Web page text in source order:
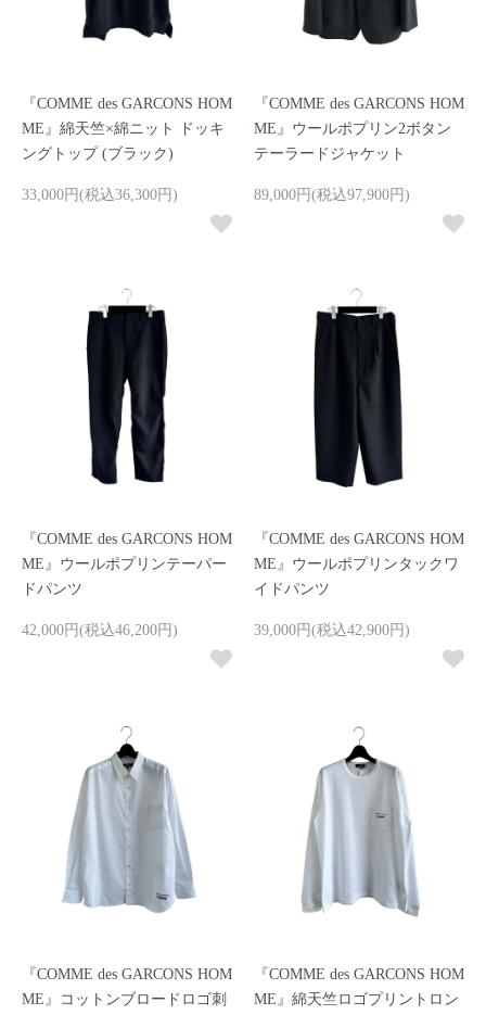
『COMME des GARCONS HOM
ME』綿天竺×綿ニット ドッキ
ングトップ (ブラック)
33,000円(税込36,300円)
『COMME des GARCONS HOM
ME』ウールポプリン2ボタン
テーラードジャケット
89,000円(税込97,900円)
『COMME des GARCONS HOM
ME』ウールポプリンテーパー
ドパンツ
42,000円(税込46,200円)
『COMME des GARCONS HOM
ME』ウールポプリンタックワ
イドパンツ
39,000円(税込42,900円)
『COMME des GARCONS HOM
ME』コットンブロードロゴ刺
『COMME des GARCONS HOM
ME』綿天竺ロゴプリントロン